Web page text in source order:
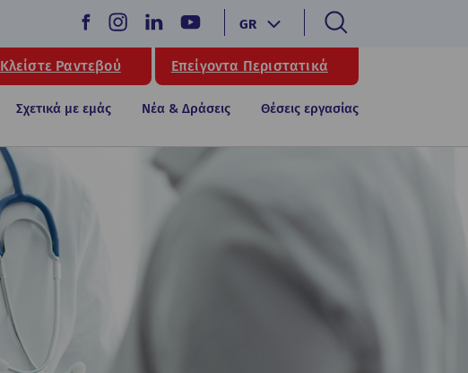
GR
Κλείστε Ραντεβού Επείγοντα Περιστατικά
Σχετικά με εμάς Νέα & Δράσεις Θέσεις εργασίας